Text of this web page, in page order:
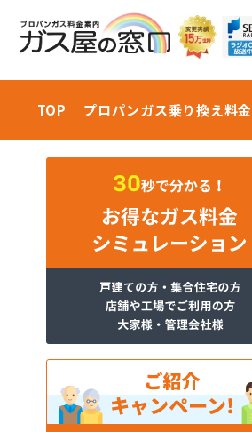
TOP プロパンガス乗り換え料金